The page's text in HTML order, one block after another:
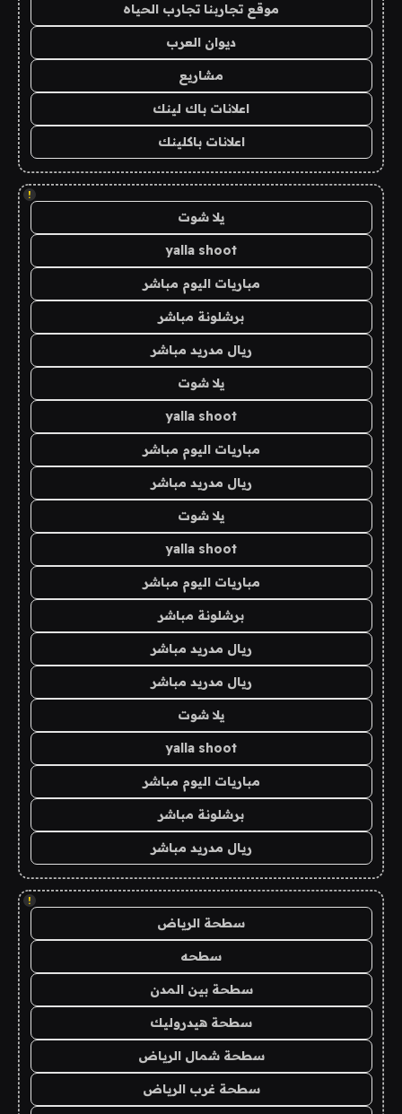
موقع تجاربنا تجارب الحياه
ديوان العرب
مشاريع
اعلانات باك لينك
اعلانات باكلينك
!
يلا شوت
yalla shoot
مباريات اليوم مباشر
برشلونة مباشر
ريال مدريد مباشر
يلا شوت
yalla shoot
مباريات اليوم مباشر
ريال مدريد مباشر
يلا شوت
yalla shoot
مباريات اليوم مباشر
برشلونة مباشر
ريال مدريد مباشر
ريال مدريد مباشر
يلا شوت
yalla shoot
مباريات اليوم مباشر
برشلونة مباشر
ريال مدريد مباشر
!
سطحة الرياض
سطحه
سطحة بين المدن
سطحة هيدروليك
سطحة شمال الرياض
سطحة غرب الرياض